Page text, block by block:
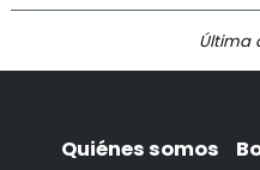
Última
Quiénes somos